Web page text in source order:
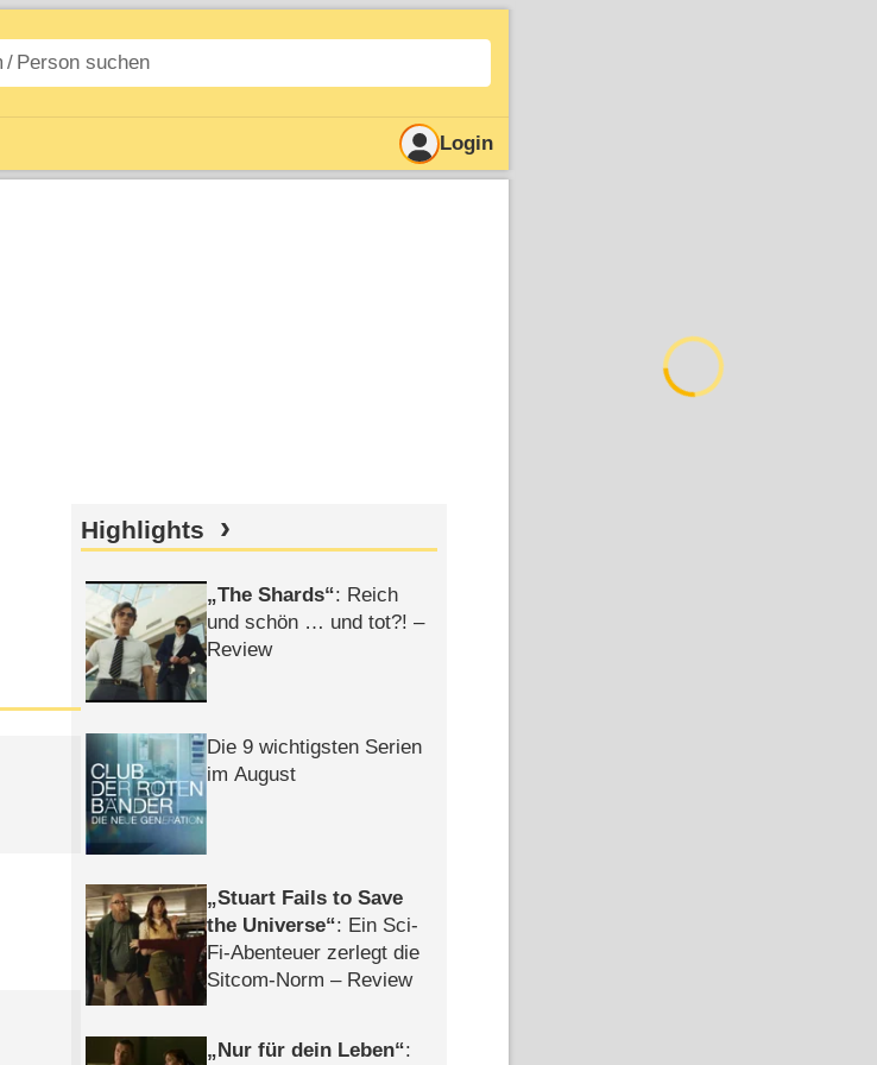
Login
Highlights
The Shards : Reich
und schön … und tot?! –
Review
Die 9 wichtigsten Serien
im August
Stuart Fails to Save
the Universe : Ein Sci-
Fi-Abenteuer zerlegt die
Sitcom-Norm – Review
Nur für dein Leben :